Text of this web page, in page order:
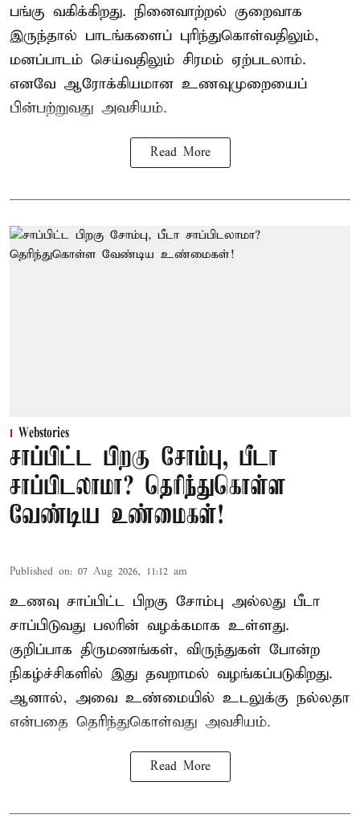
பங்கு வகிக்கிறது. நினைவாற்றல் குறைவாக
இருந்தால் பாடங்களைப் புரிந்துகொள்வதிலும்,
மனப்பாடம் செய்வதிலும் சிரமம் ஏற்படலாம்.
எனவே ஆரோக்கியமான உணவுமுறையைப்
பின்பற்றுவது அவசியம்.
Read More
Webstories
சாப்பிட்ட பிறகு சோம்பு, பீடா
சாப்பிடலாமா? தெரிந்துகொள்ள
வேண்டிய உண்மைகள்!
Published on: 07 Aug 2026, 11:12 am
உணவு சாப்பிட்ட பிறகு சோம்பு அல்லது பீடா
சாப்பிடுவது பலரின் வழக்கமாக உள்ளது.
குறிப்பாக திருமணங்கள், விருந்துகள் போன்ற
நிகழ்ச்சிகளில் இது தவறாமல் வழங்கப்படுகிறது.
ஆனால், அவை உண்மையில் உடலுக்கு நல்லதா
என்பதை தெரிந்துகொள்வது அவசியம்.
Read More